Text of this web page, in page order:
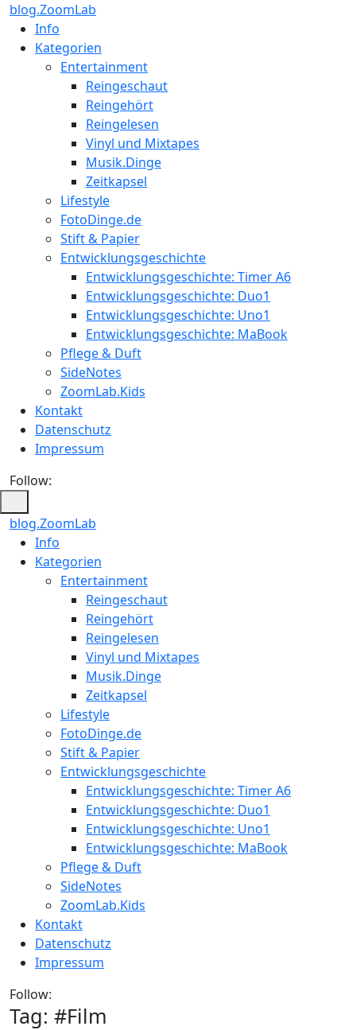
blog.ZoomLab
Info
Kategorien
Entertainment
Reingeschaut
Reingehört
Reingelesen
Vinyl und Mixtapes
Musik.Dinge
Zeitkapsel
Lifestyle
FotoDinge.de
Stift & Papier
Entwicklungsgeschichte
Entwicklungsgeschichte: Timer A6
Entwicklungsgeschichte: Duo1
Entwicklungsgeschichte: Uno1
Entwicklungsgeschichte: MaBook
Pflege & Duft
SideNotes
ZoomLab.Kids
Kontakt
Datenschutz
Impressum
Follow:
blog.ZoomLab
ZoomLab
//
Info
Kategorien
Entertainment
Reingeschaut
Reingehört
Reingelesen
Vinyl und Mixtapes
Musik.Dinge
Zeitkapsel
Lifestyle
FotoDinge.de
Stift & Papier
Entwicklungsgeschichte
Entwicklungsgeschichte: Timer A6
Entwicklungsgeschichte: Duo1
Entwicklungsgeschichte: Uno1
Entwicklungsgeschichte: MaBook
Pflege & Duft
SideNotes
ZoomLab.Kids
Kontakt
Datenschutz
Impressum
Follow:
Tag: #Film